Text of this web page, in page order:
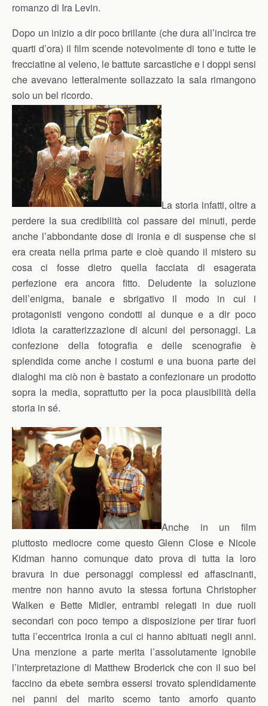
romanzo di Ira Levin.
Dopo un inizio a dir poco brillante (che dura all’incirca tre
quarti d’ora) il film scende notevolmente di tono e tutte le
frecciatine al veleno, le battute sarcastiche e i doppi sensi
che avevano letteralmente sollazzato la sala rimangono
solo un bel ricordo.
La storia infatti, oltre a
perdere la sua credibilità col passare dei minuti, perde
anche l’abbondante dose di ironia e di suspense che si
era creata nella prima parte e cioè quando il mistero su
cosa ci fosse dietro quella facciata di esagerata
perfezione era ancora fitto. Deludente la soluzione
dell’enigma, banale e sbrigativo il modo in cui i
protagonisti vengono condotti al dunque e a dir poco
idiota la caratterizzazione di alcuni dei personaggi. La
confezione della fotografia e delle scenografie è
splendida come anche i costumi e una buona parte dei
dialoghi ma ciò non è bastato a confezionare un prodotto
sopra la media, soprattutto per la poca plausibilità della
storia in sé.
Anche in un film
piuttosto mediocre come questo Glenn Close e Nicole
Kidman hanno comunque dato prova di tutta la loro
bravura in due personaggi complessi ed affascinanti,
mentre non hanno avuto la stessa fortuna Christopher
Walken e Bette Midler, entrambi relegati in due ruoli
secondari con poco tempo a disposizione per tirar fuori
tutta l’eccentrica ironia a cui ci hanno abituati negli anni.
Una menzione a parte merita l’assolutamente ignobile
l’interpretazione di Matthew Broderick che con il suo bel
faccino da ebete sembra essersi trovato splendidamente
nei panni del marito scemo tanto amorfo quanto